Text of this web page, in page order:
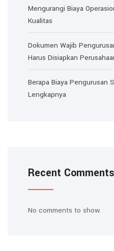
Mengurangi Biaya
Kualitas
Dokumen Wajib
Harus Disiapkan
Berapa Biaya Pengurusan
Lengkapnya
Recent Comments
No comments to show.